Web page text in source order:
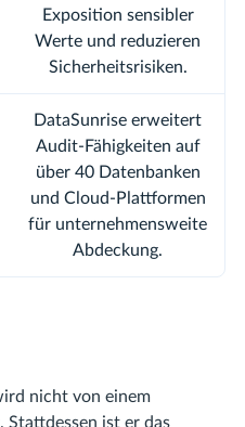
Exposition sensibler
Werte und reduzieren
Sicherheitsrisiken.
DataSunrise erweitert
Audit-Fähigkeiten auf
über 40 Datenbanken
und Cloud-Plattformen
für unternehmensweite
Abdeckung.
nicht von einem
Stattdessen ist er das